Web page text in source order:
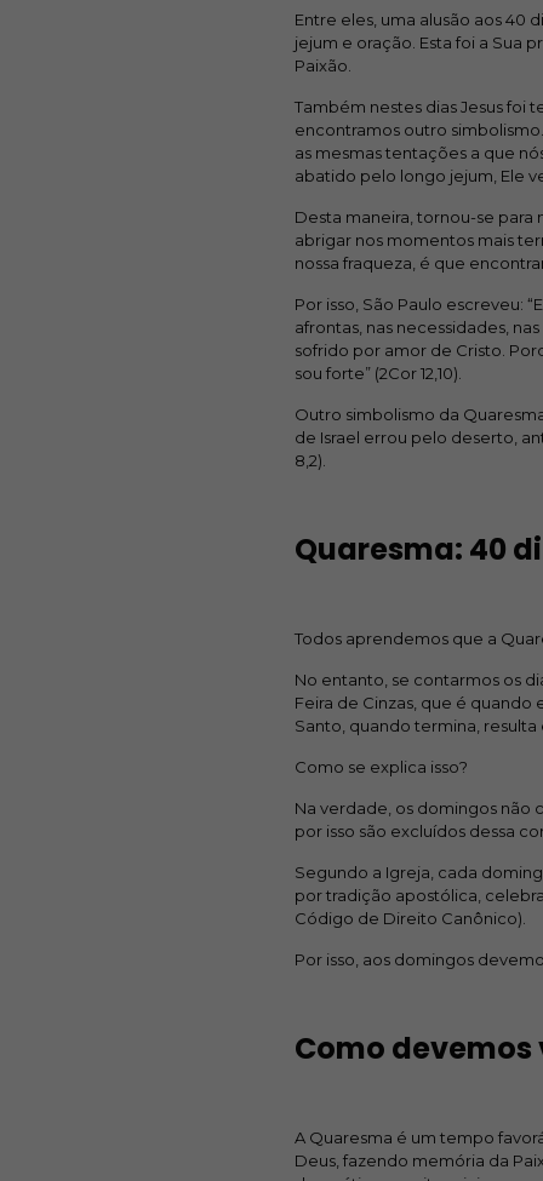
Entre eles, uma alusão aos 40
jejum e oração. Esta foi a Sua
Paixão.
Também nestes dias Jesus
encontramos outro
as mesmas tentações a que
abatido pelo longo jejum, Ele
Desta maneira, tornou-se
abrigar nos momentos mais
nossa fraqueza, é que
Por isso, São Paulo escreveu:
afrontas, nas necessidades,
sofrido por amor de Cristo.
sou forte” (2Cor 12,10).
Outro simbolismo da
de Israel errou pelo deserto,
8,2).
Quaresma: 40
Todos aprendemos que a
No entanto, se contarmos os
Feira de Cinzas, que é quando
Santo, quando termina, resulta
Como se explica isso?
Na verdade, os domingos não
por isso são excluídos dessa
Segundo a Igreja, cada
por tradição apostólica,
Código de Direito Canônico).
Por isso, aos domingos
Como devemos
A Quaresma é um tempo
Deus, fazendo memória da